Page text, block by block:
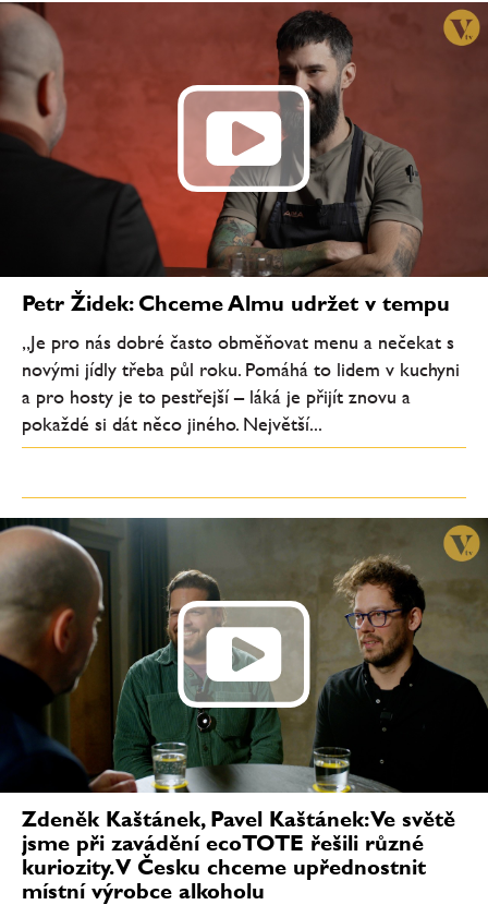
Petr Židek: Chceme Almu udržet v tempu
„Je pro nás dobré často obměňovat menu a nečekat s
novými jídly třeba půl roku. Pomáhá to lidem v kuchyni
a pro hosty je to pestřejší – láká je přijít znovu a
pokaždé si dát něco jiného. Největší...
Zdeněk Kaštánek, Pavel Kaštánek: Ve světě
jsme při zavádění ecoTOTE řešili různé
kuriozity. V Česku chceme upřednostnit
místní výrobce alkoholu